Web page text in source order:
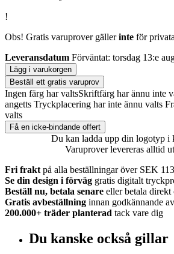
!
Obs! Gratis varuprover gällerinte för
Leveransdatum Förväntat: torsdag 13:e
Lägg i varukorgen
Beställ ett gratis varuprov
Ingen färg har valtsSkriftfärg har ännu inte
angetts Tryckplacering har inte ännu valts
valts
Få en icke-bindande offert
Du kan ladda upp din logotyp i
Varuprover levereras alltid
Fri frakt på alla beställningar över SEK
Se din design i förväg gratis digitalt
Beställ nu, betala senare eller betala direkt
Gratis avbeställning innan godkännande
200.000+ träder planterad tack vare dig
Du kanske också gillar